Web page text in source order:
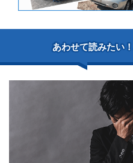
あわせて読みたい！